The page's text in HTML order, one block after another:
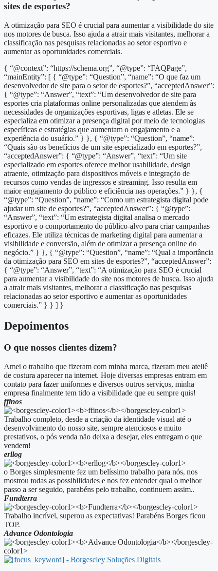
sites de esportes?
A otimização para SEO é crucial para aumentar a visibilidade do site
nos motores de busca. Isso ajuda a atrair mais visitantes, melhorar a
classificação nas pesquisas relacionadas ao setor esportivo e
aumentar as oportunidades comerciais.
{ “@context”: “https://schema.org”, “@type”: “FAQPage”,
“mainEntity”: [ { “@type”: “Question”, “name”: “O que faz um
desenvolvedor de site para o setor de esportes?”, “acceptedAnswer”:
{ “@type”: “Answer”, “text”: “Um desenvolvedor de site para
esportes cria plataformas online personalizadas que atendem às
necessidades de organizações esportivas, ligas e atletas. Ele se
especializa em otimizar a presença digital por meio de tecnologias
específicas e estratégias que aumentam o engajamento e a
experiência do usuário.” } }, { “@type”: “Question”, “name”:
“Quais são os benefícios de um site especializado em esportes?”,
“acceptedAnswer”: { “@type”: “Answer”, “text”: “Um site
especializado em esportes oferece melhor usabilidade, design
atraente, otimização para dispositivos móveis e integração de
recursos como vendas de ingressos e streaming. Isso resulta em
maior engajamento do público e eficiência nas operações.” } }, {
“@type”: “Question”, “name”: “Como um estrategista digital pode
ajudar um site de esportes?”, “acceptedAnswer”: { “@type”:
“Answer”, “text”: “Um estrategista digital analisa o mercado
esportivo e o comportamento do público-alvo para criar campanhas
eficazes. Ele utiliza técnicas de marketing digital para aumentar a
visibilidade e conversão, além de otimizar a presença online do
negócio.” } }, { “@type”: “Question”, “name”: “Qual a importância
da otimização para SEO em sites de esportes?”, “acceptedAnswer”:
{ “@type”: “Answer”, “text”: “A otimização para SEO é crucial
para aumentar a visibilidade do site nos motores de busca. Isso ajuda
a atrair mais visitantes, melhorar a classificação nas pesquisas
relacionadas ao setor esportivo e aumentar as oportunidades
comerciais.” } } ] }
Depoimentos
O que nossos clientes dizem?
Amei o trabalho que fizeram com minha marca, fizeram meu ateliê
de costura aparecer na internet. Hoje diversas empresas entram em
contato para fazer uniformes e diversos outros serviços, minha
empresa finalmente tem tido a visibilidade que eu sempre quis!
ffinos
Trabalho completo, desde a criação da identidade visual até o
desenvolvimento do nosso site, sempre atenciosos e muito
prestativos, o pós venda não deixa a desejar, eles entregam o que
vendem!
erllog
o Borges simplesmente fez um belíssimo trabalho para nós, nos
mostrou todas as possibilidades e nos fez entender qual o melhor
passo a ser seguido, parabéns pelo trabalho, continuem assim..
Fundterra
Trabalho incrível, superou as expectativas! Parabéns Borges ficou
TOP.
Advance Odontologia